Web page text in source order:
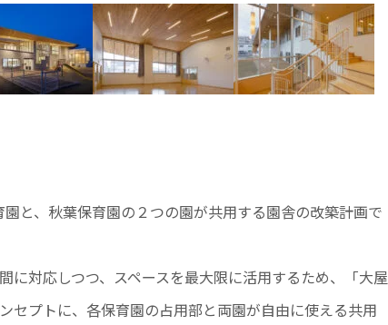
と、秋葉保育園の２つの園が共用する園舎の改築計画で
に対応しつつ、スペースを最大限に活用するため、「大屋
セプトに、各保育園の占用部と両園が自由に使える共用